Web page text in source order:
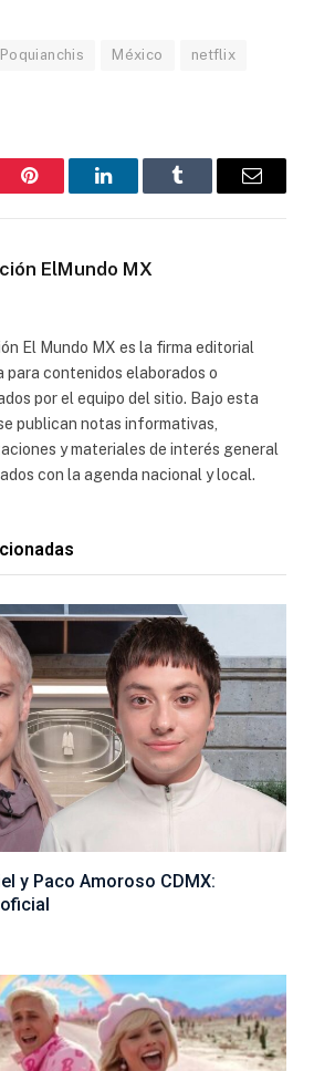
México netflix
Pinterest LinkedInTumblr
Correo
ElMundo MX
El Mundo MX es la firma editorial
para contenidos elaborados o
por el equipo del sitio. Bajo esta
publican notas informativas,
y materiales de interés general
con la agenda nacional y local.
y Paco Amoroso CDMX: